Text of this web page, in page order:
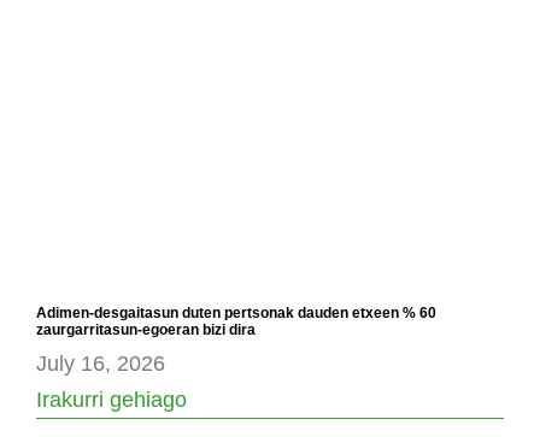
Adimen-desgaitasun duten pertsonak dauden etxeen % 60
zaurgarritasun-egoeran bizi dira
July 16, 2026
Irakurri gehiago